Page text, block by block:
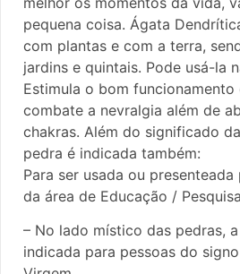
pequena coisa. Ágata
com plantas e com a terra,
jardins e quintais. Pode usá-la
Estimula o bom
combate a nevralgia além de
chakras. Além do significado
pedra é indicada também:
Para ser usada ou
da área de Educação /
– No lado místico das pedras,
indicada para pessoas do